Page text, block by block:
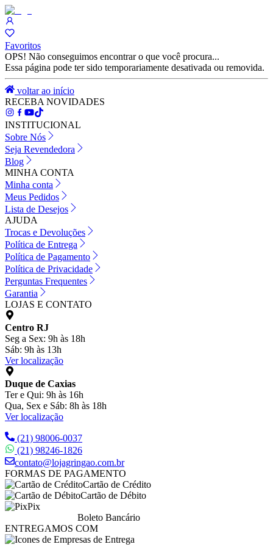
Favoritos
OPS! Não conseguimos encontrar o que você procura...
Essa página pode ter sido temporariamente desativada ou removida.
voltar ao início
RECEBA NOVIDADES
INSTITUCIONAL
Sobre Nós
Seja Revendedora
Blog
MINHA CONTA
Minha conta
Meus Pedidos
Lista de Desejos
AJUDA
Trocas e Devoluções
Política de Entrega
Política de Pagamento
Política de Privacidade
Perguntas Frequentes
Garantia
LOJAS E CONTATO
Centro RJ
Seg a Sex: 9h às 18h
Sáb: 9h às 13h
Ver localização
Duque de Caxias
Ter e Qui: 9h às 16h
Qua, Sex e Sáb: 8h às 18h
Ver localização
(21) 98006-0037
(21) 98246-1826
contato@lojagringao.com.br
FORMAS DE PAGAMENTO
Cartão de Crédito
Cartão de Débito
Pix
Boleto Bancário
ENTREGAMOS COM